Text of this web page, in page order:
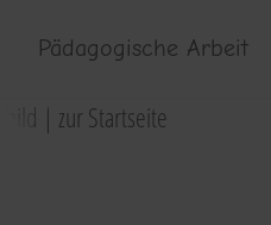
Pädagogische Arbeit